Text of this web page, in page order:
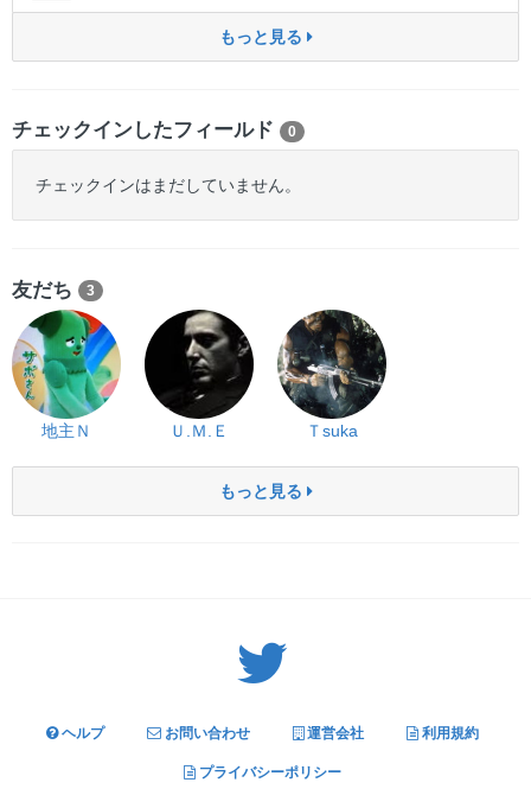
もっと見る
チェックインしたフィールド 0
チェックインはまだしていません。
友だち 3
地主Ｎ Ｕ.Ｍ.Ｅ Ｔsuka
もっと見る
ヘルプ お問い合わせ 運営会社 利用規約
プライバシーポリシー